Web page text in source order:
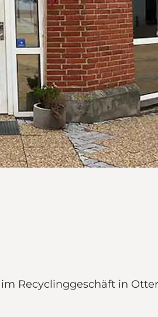
Recyclinggeschäft in